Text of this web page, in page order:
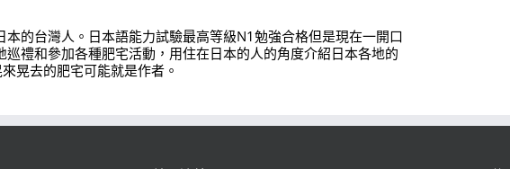
本的台灣人。日本語能力試驗最高等級N1勉強合格但是現在一開口
禮和參加各種肥宅活動，用住在日本的人的角度介紹日本各地的
晃去的肥宅可能就是作者。